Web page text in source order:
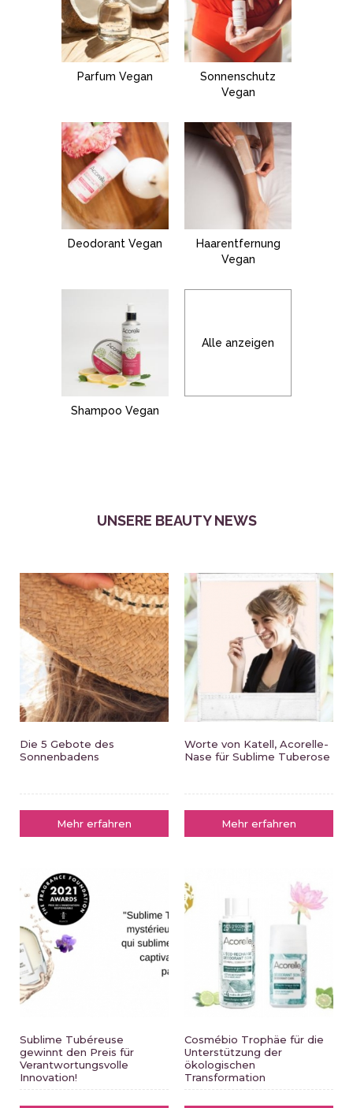
Parfum Vegan
Sonnenschutz
Vegan
Deodorant Vegan
Haarentfernung
Vegan
Shampoo Vegan
Alle anzeigen
UNSERE BEAUTY NEWS
Die 5 Gebote des
Sonnenbadens
Mehr erfahren
Worte von Katell, Acorelle-
Nase für Sublime Tuberose
Mehr erfahren
Sublime Tubéreuse
gewinnt den Preis für
Verantwortungsvolle
Innovation!
Cosmébio Trophäe für die
Unterstützung der
ökologischen
Transformation